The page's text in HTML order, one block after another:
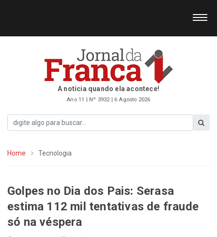
A notícia quando ela acontece!
Ano 11 | Nº 3932 | 6 Agosto 2026
Home Tecnologia
Golpes no Dia dos Pais: Serasa
estima 112 mil tentativas de fraude
só na véspera